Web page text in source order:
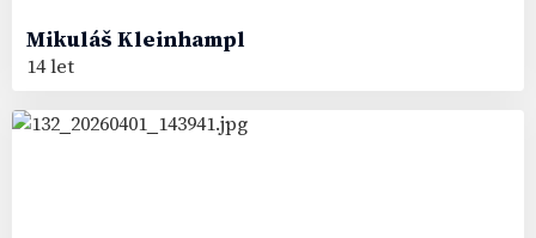
Mikuláš Kleinhampl
14 let